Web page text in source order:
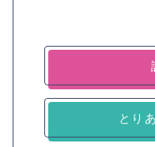
とり